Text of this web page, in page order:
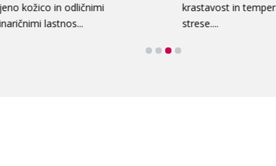
kožico in odličnimi
lastnos...
krastavost in
strese....